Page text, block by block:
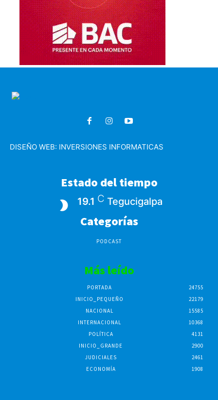
DISEÑO WEB: INVERSIONES INFORMATICAS
Estado del tiempo
19.1 C Tegucigalpa
Categorías
PODCAST
Más leído
PORTADA
24755
INICIO_PEQUEÑO
22179
NACIONAL
15585
INTERNACIONAL
10368
POLÍTICA
4131
INICIO_GRANDE
2900
JUDICIALES
2461
ECONOMÍA
1908